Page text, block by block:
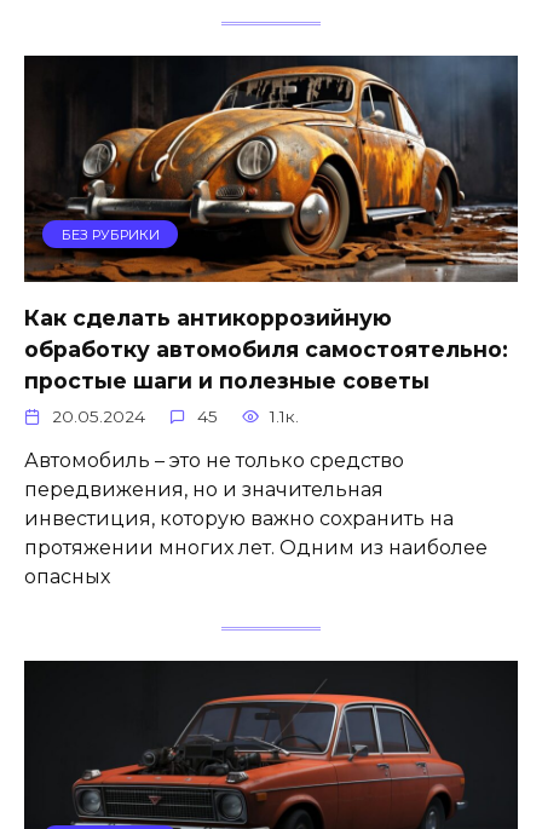
БЕЗ РУБРИКИ
Как сделать антикоррозийную
обработку автомобиля самостоятельно:
простые шаги и полезные советы
20.05.2024 45 1.1к.
Автомобиль – это не только средство
передвижения, но и значительная
инвестиция, которую важно сохранить на
протяжении многих лет. Одним из наиболее
опасных